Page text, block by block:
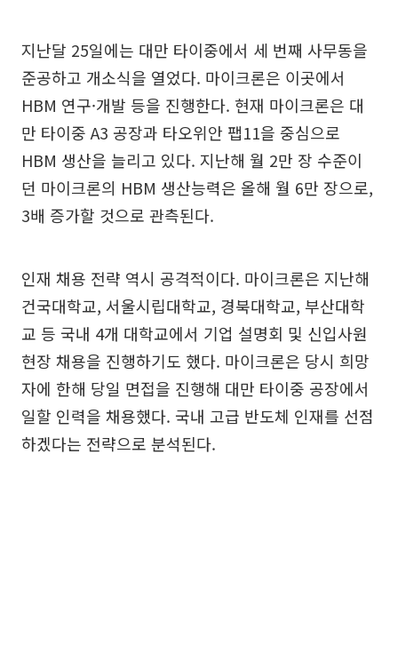
지난달 25일에는 대만 타이중에서 세 번째 사무동을
준공하고 개소식을 열었다. 마이크론은 이곳에서
HBM 연구·개발 등을 진행한다. 현재 마이크론은 대
만 타이중 A3 공장과 타오위안 팹11을 중심으로
HBM 생산을 늘리고 있다. 지난해 월 2만 장 수준이
던 마이크론의 HBM 생산능력은 올해 월 6만 장으로,
3배 증가할 것으로 관측된다.
인재 채용 전략 역시 공격적이다. 마이크론은 지난해
건국대학교, 서울시립대학교, 경북대학교, 부산대학
교 등 국내 4개 대학교에서 기업 설명회 및 신입사원
현장 채용을 진행하기도 했다. 마이크론은 당시 희망
자에 한해 당일 면접을 진행해 대만 타이중 공장에서
일할 인력을 채용했다. 국내 고급 반도체 인재를 선점
하겠다는 전략으로 분석된다.